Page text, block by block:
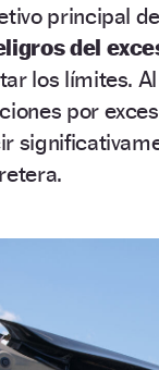
principal
del
los límites.
por